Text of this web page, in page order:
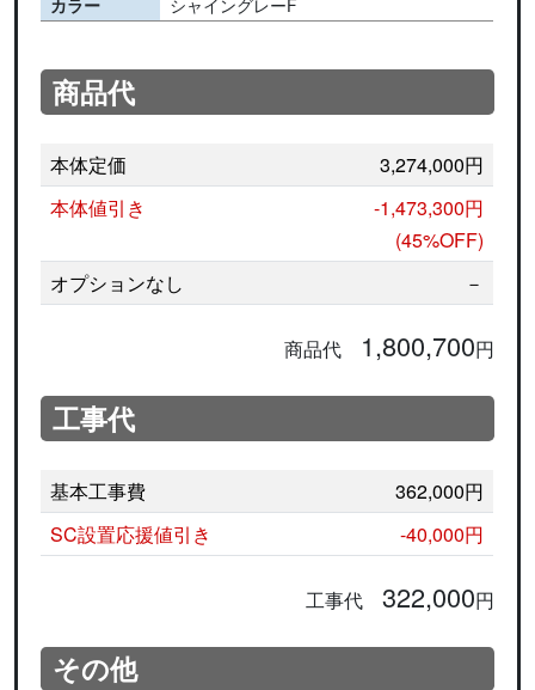
カラー
シャイングレーF
商品代
本体定価
3,274,000円
本体値引き
-1,473,300円
(45%OFF)
オプションなし
－
商品代 1,800,700円
工事代
基本工事費
362,000円
SC設置応援値引き
-40,000円
工事代 322,000円
その他